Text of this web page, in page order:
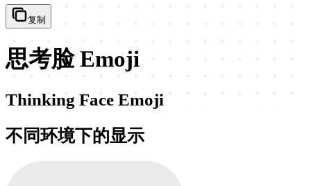
复制
思考脸 Emoji
Thinking Face Emoji
不同环境下的显示